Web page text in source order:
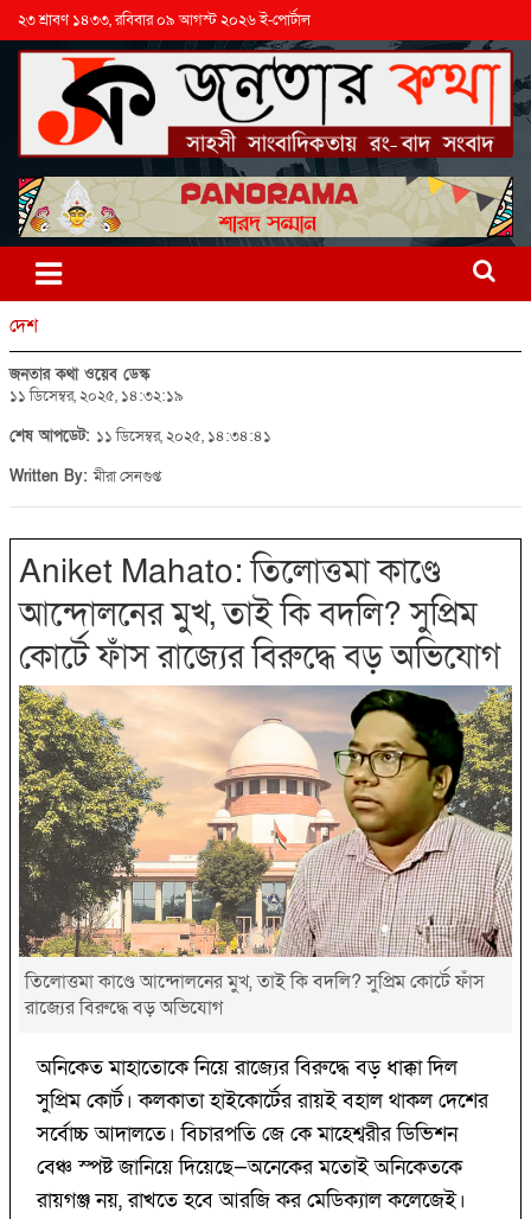
২৩ শ্রাবণ ১৪৩৩, রবিবার ০৯ আগস্ট ২০২৬ ই-পোর্টাল
দেশ
জনতার কথা ওয়েব ডেস্ক
১১ ডিসেম্বর, ২০২৫, ১৪:৩২:১৯
শেষ আপডেট: ১১ ডিসেম্বর, ২০২৫, ১৪:৩৪:৪১
Written By:মীরা সেনগুপ্ত
Aniket Mahato: তিলোত্তমা কাণ্ডে
আন্দোলনের মুখ, তাই কি বদলি? সুপ্রিম
কোর্টে ফাঁস রাজ্যের বিরুদ্ধে বড় অভিযোগ
তিলোত্তমা কাণ্ডে আন্দোলনের মুখ, তাই কি বদলি? সুপ্রিম কোর্টে ফাঁস
রাজ্যের বিরুদ্ধে বড় অভিযোগ
অনিকেত মাহাতোকে নিয়ে রাজ্যের বিরুদ্ধে বড় ধাক্কা দিল
সুপ্রিম কোর্ট। কলকাতা হাইকোর্টের রায়ই বহাল থাকল দেশের
সর্বোচ্চ আদালতে। বিচারপতি জে কে মাহেশ্বরীর ডিভিশন
বেঞ্চ স্পষ্ট জানিয়ে দিয়েছে—অনেকের মতোই অনিকেতকে
রায়গঞ্জ নয়, রাখতে হবে আরজি কর মেডিক্যাল কলেজেই।